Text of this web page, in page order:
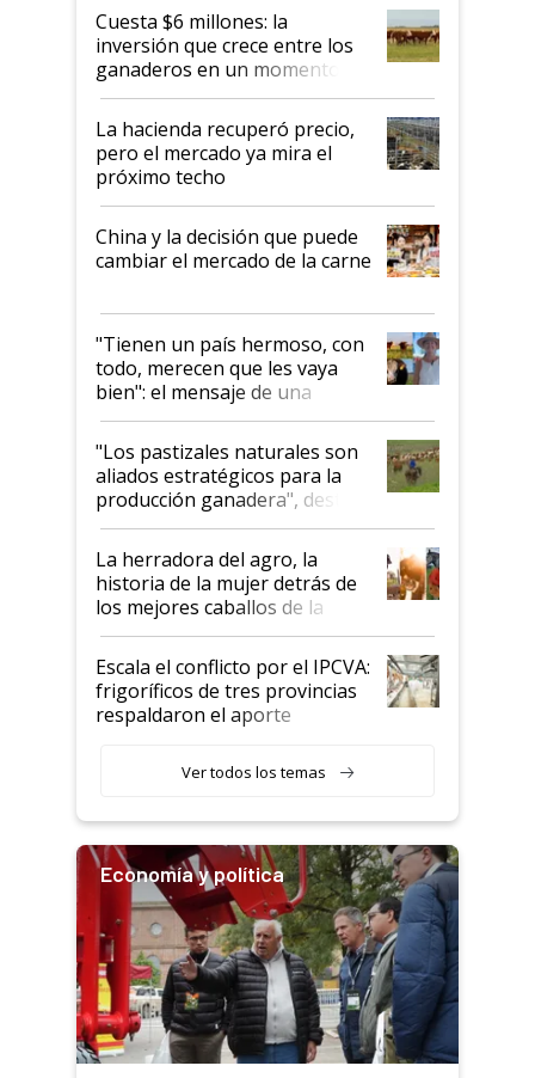
Cuesta $6 millones: la
inversión que crece entre los
ganaderos en un momento
histórico para la actividad
La hacienda recuperó precio,
pero el mercado ya mira el
próximo techo
China y la decisión que puede
cambiar el mercado de la carne
"Tienen un país hermoso, con
todo, merecen que les vaya
bien": el mensaje de una
ganadera uruguaya sobre las
oportunidades que se abren
para el agro en Argentina, con
foco en la carne
"Los pastizales naturales son
aliados estratégicos para la
producción ganadera", destaca
la iniciativa que ya reúne a 46
establecimientos en Argentina
La herradora del agro, la
historia de la mujer detrás de
los mejores caballos de la
Argentina y los mitos que
todavía hacen sufrir a estos
animales: "Mientras me
descalificaban, yo seguí
haciendo currículum"
Escala el conflicto por el IPCVA:
frigoríficos de tres provincias
respaldaron el aporte
Ver todos los temas
Economía y política